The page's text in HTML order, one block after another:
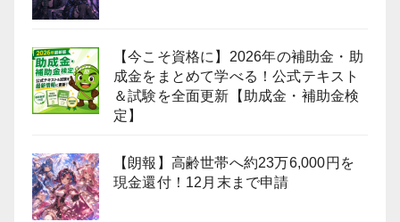
【今こそ資格に】2026年の補助金・助
成金をまとめて学べる！公式テキスト
＆試験を全面更新【助成金・補助金検
定】
【朗報】高齢世帯へ約23万6,000円を
現金還付！12月末まで申請